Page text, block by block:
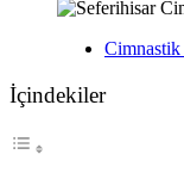
Cimnastik
Yayınlanan
İçindekiler